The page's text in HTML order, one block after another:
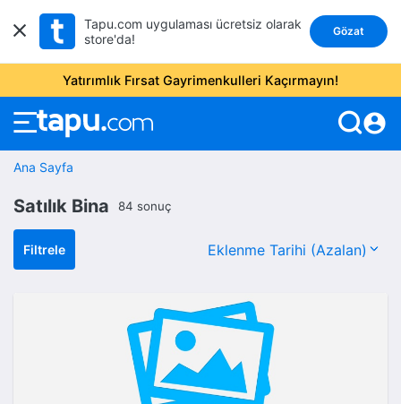
Tapu.com uygulaması ücretsiz olarak
store'da!
Gözat
Yatırımlık Fırsat Gayrimenkulleri Kaçırmayın!
account_circle
Ana Sayfa
Satılık Bina 84 sonuç
Filtrele